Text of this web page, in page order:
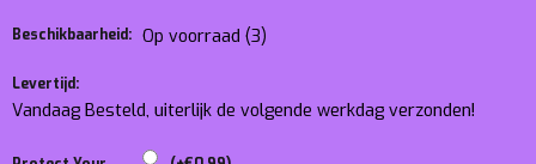
Beschikbaarheid: Op voorraad (3)
Levertijd:
Vandaag Besteld, uiterlijk de volgende werkdag verzonden!